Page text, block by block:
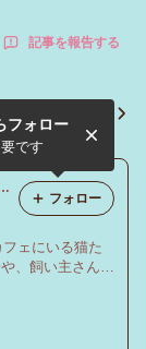
記事を報告する
荷しました！！
民家カフェ Cafe Gattoのブログ
ェにいる猫た
、飼い主さんの
の子たちの“ず
フォロー
です
フォロー